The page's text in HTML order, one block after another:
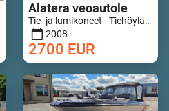
Alatera veoautole
Tie- ja lumikoneet - Tiehöylät | M852-0649
2008
2700 EUR